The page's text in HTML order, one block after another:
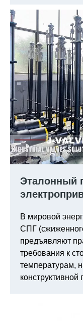
тройной
C95800 под J-
выдающимися
и успешно
проекта.
Эталонный
сжижению
В мировой
СПГ
предъявляют
требования к
температурам,
конструктивной
СПГ, запустила